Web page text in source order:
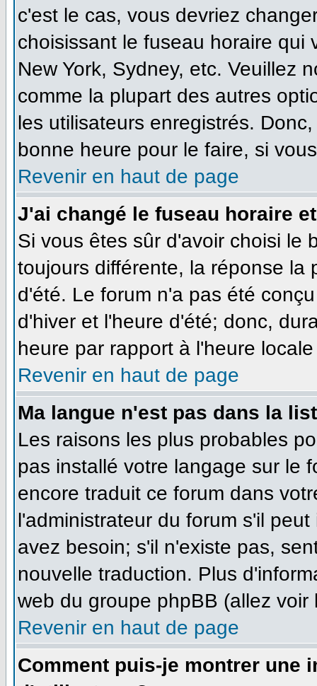
c'est le cas, vous devriez
choisissant le fuseau horaire qui
New York, Sydney, etc. Veuillez
comme la plupart des autres
les utilisateurs enregistrés.
bonne heure pour le faire, si
Revenir en haut de page
J'ai changé le fuseau horaire
Si vous êtes sûr d'avoir choisi le
toujours différente, la réponse la
d'été. Le forum n'a pas été
d'hiver et l'heure d'été; donc,
heure par rapport à l'heure
Revenir en haut de page
Ma langue n'est pas dans la
Les raisons les plus probables
pas installé votre langage sur le
encore traduit ce forum dans
l'administrateur du forum s'il
avez besoin; s'il n'existe pas,
nouvelle traduction. Plus
web du groupe phpBB (allez
Revenir en haut de page
Comment puis-je montrer une